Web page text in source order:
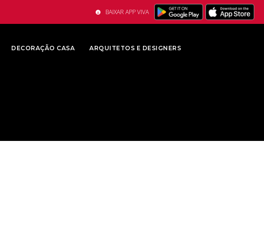
BAIXAR APP VIVA
DECORAÇÃO CASA ARQUITETOS E DESIGNERS